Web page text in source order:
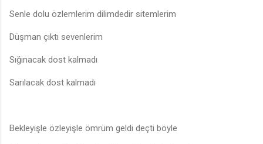
Senle dolu özlemlerim dilimdedir sitemlerim
Düşman çıktı sevenlerim
Sığınacak dost kalmadı
Sarılacak dost kalmadı
Bekleyişle özleyişle ömrüm geldi deçti böyle